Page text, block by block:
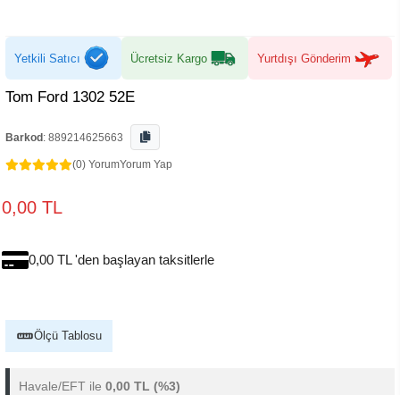
Yetkili Satıcı Ücretsiz Kargo Yurtdışı Gönderim
Tom Ford 1302 52E
Barkod : 889214625663
(0) YorumYorum Yap
0,00 TL
0,00 TL 'den başlayan taksitlerle
Ölçü Tablosu
Havale/EFT ile 0,00 TL (%3)